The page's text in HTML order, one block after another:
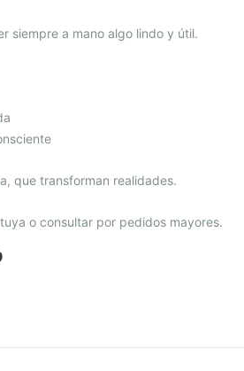
siempre a mano algo lindo y útil.
que transforman realidades.
o consultar por pedidos mayores.